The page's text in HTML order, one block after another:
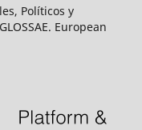
Políticos y
European